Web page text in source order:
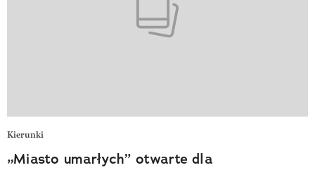
Kierunki
„Miasto umarłych” otwarte dla